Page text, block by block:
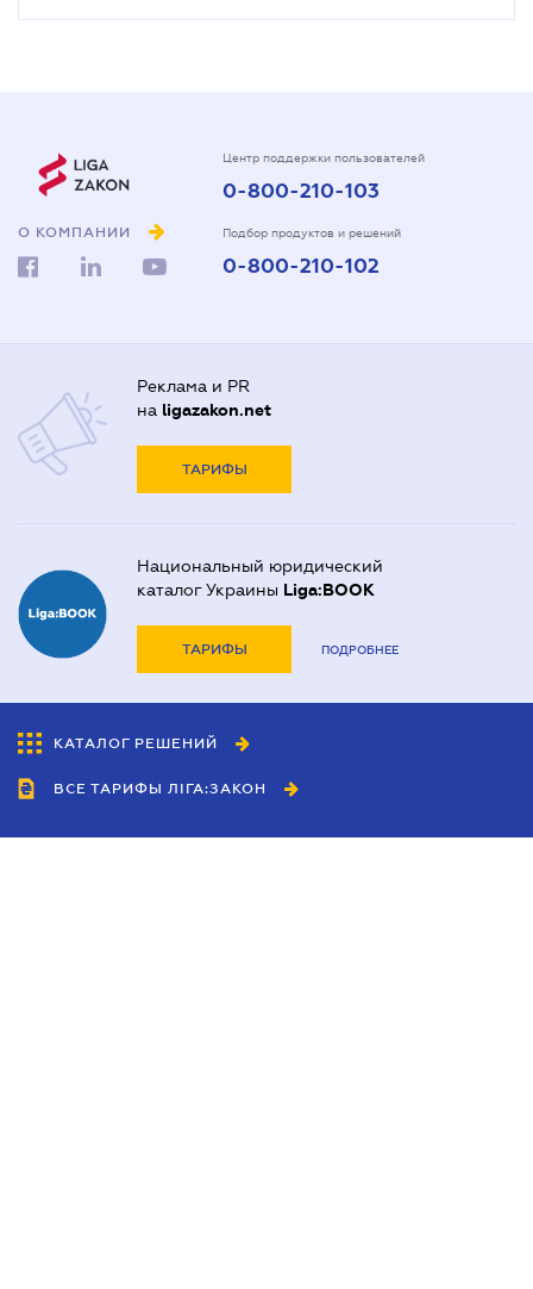
О КОМПАНИИ
Центр поддержки пользователей
0-800-210-103
Подбор продуктов и решений
0-800-210-102
Реклама и PR
на ligazakon.net
ТАРИФЫ
Национальный юридический
каталог Украины Liga:BOOK
ТАРИФЫ ПОДРОБНЕЕ
КАТАЛОГ РЕШЕНИЙ
ВСЕ ТАРИФЫ ЛІГА:ЗАКОН